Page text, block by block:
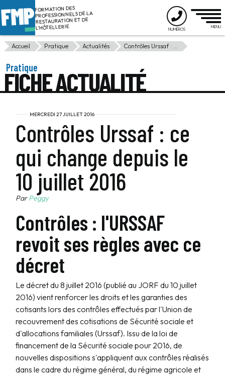
FORMATION DES
PROFESSIONNELS DE LA
RESTAURATION ET DE
L'HÔTELLERIE
Accueil Pratique Actualités Contrôles Urssaf : ...
Pratique
FICHE ACTUALITÉ
MERCREDI 27 JUILLET 2016
Contrôles Urssaf : ce
qui change depuis le
10 juillet 2016
ParPeggy
Contrôles : l'URSSAF
revoit ses règles avec ce
décret
Le décret du 8 juillet 2016 (publié au JORF du 10 juillet
2016) vient renforcer les droits et les garanties des
cotisants lors des contrôles effectués par l'Union de
recouvrement des cotisations de Sécurité sociale et
d'allocations familiales (Urssaf). Issu de la loi de
financement de la Sécurité sociale pour 2016, de
nouvelles dispositions s'appliquent aux contrôles réalisés
dans le cadre du régime général, du régime agricole et